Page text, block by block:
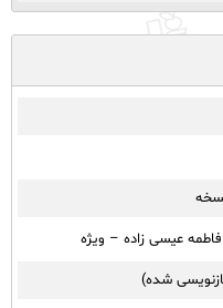
عیسی زاده – ویژه
شده)